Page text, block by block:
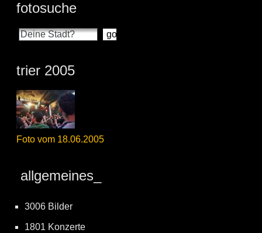
fotosuche
trier 2005
Foto vom 18.06.2005
allgemeines_
3006 Bilder
1801 Konzerte